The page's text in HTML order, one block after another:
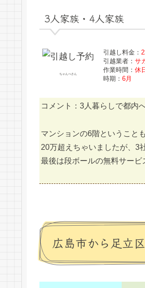
3人家族・4人家族
ちゃんべさん
引越し料金：
引越業者： サ
作業時間： 休
時期： 6月
コメント：3人暮らしで都内
マンションの6階ということ
20万超えちゃいましたが、3
最後は段ボールの無料サービ
広島市から足立